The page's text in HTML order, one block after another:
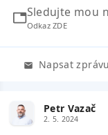
Sledujte mou
Odkaz ZDE
Napsat zprávu
Petr Vazač
2. 5. 2024